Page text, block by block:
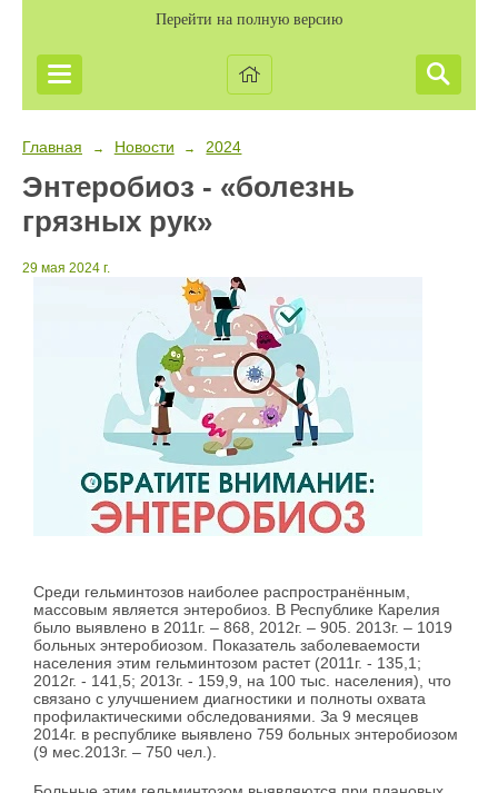
Перейти на полную версию
Главная → Новости → 2024
Энтеробиоз - «болезнь
грязных рук»
29 мая 2024 г.
Среди гельминтозов наиболее распространённым,
массовым является энтеробиоз. В Республике Карелия
было выявлено в 2011г. – 868, 2012г. – 905. 2013г. – 1019
больных энтеробиозом. Показатель заболеваемости
населения этим гельминтозом растет (2011г. - 135,1;
2012г. - 141,5; 2013г. - 159,9, на 100 тыс. населения), что
связано с улучшением диагностики и полноты охвата
профилактическими обследованиями. За 9 месяцев
2014г. в республике выявлено 759 больных энтеробиозом
(9 мес.2013г. – 750 чел.).